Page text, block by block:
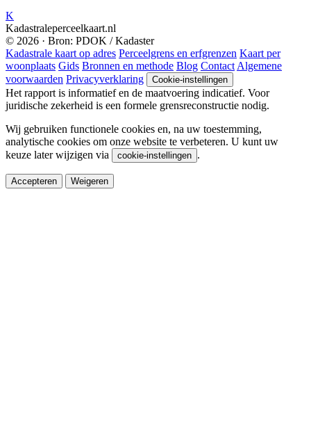
K
Kadastraleperceelkaart.nl
© 2026 · Bron: PDOK / Kadaster
Kadastrale kaart op adres Perceelgrens en erfgrenzen Kaart per
woonplaats Gids Bronnen en methode Blog Contact Algemene
voorwaarden Privacyverklaring Cookie-instellingen
Het rapport is informatief en de maatvoering indicatief. Voor
juridische zekerheid is een formele grensreconstructie nodig.
Wij gebruiken functionele cookies en, na uw toestemming,
analytische cookies om onze website te verbeteren. U kunt uw
keuze later wijzigen via
cookie-instellingen .
Accepteren Weigeren